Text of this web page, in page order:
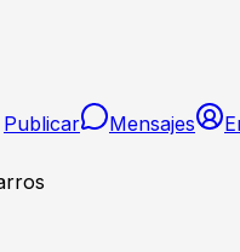
Publicar Mensajes